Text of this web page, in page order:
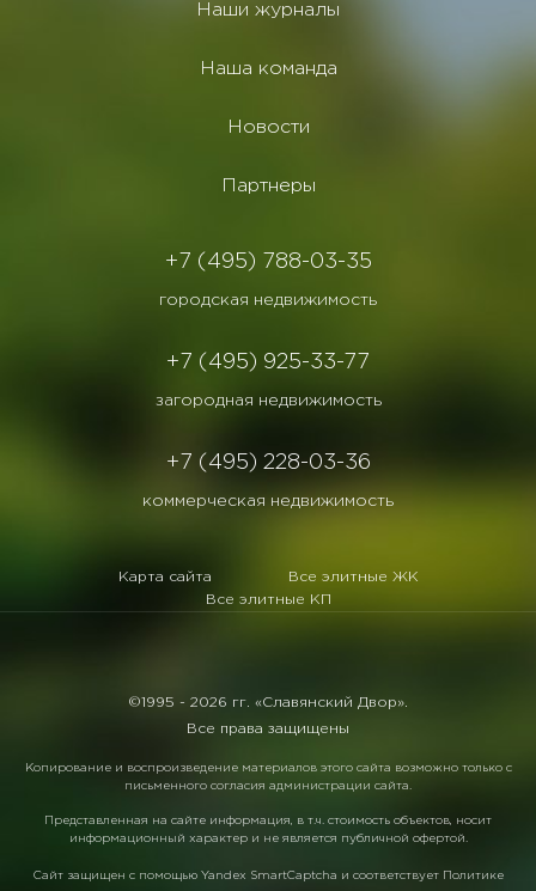
Наши журналы
Наша команда
Новости
Партнеры
+7 (495) 788-03-35
городская недвижимость
+7 (495) 925-33-77
загородная недвижимость
+7 (495) 228-03-36
коммерческая недвижимость
Карта сайта
Все элитные ЖК
Все элитные КП
©1995 - 2026 гг. «Славянский Двор».
Все права защищены
Копирование и воспроизведение материалов этого сайта возможно только с
письменного согласия администрации сайта.
Представленная на сайте информация, в т.ч. стоимость объектов, носит
информационный характер и не является публичной офертой.
Сайт защищен с помощью Yandex SmartCaptcha и соответствует Политике